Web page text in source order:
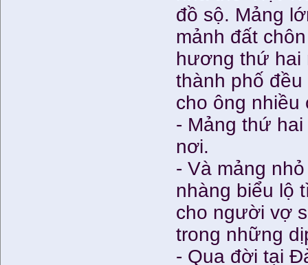
đồ sộ. Mảng
mảnh đất
hương thứ hai
thành phố
cho ông nhiều
- Mảng thứ
nơi.
- Và mảng
nhàng biểu lộ
cho người vợ
trong những
- Qua đời tại